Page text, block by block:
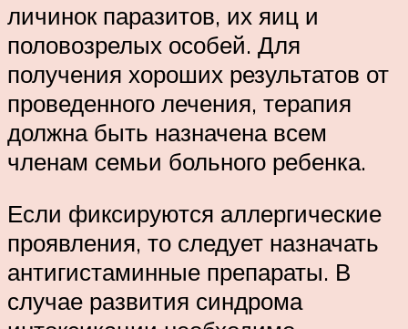
личинок паразитов, их яиц и
половозрелых особей. Для
получения хороших результатов от
проведенного лечения, терапия
должна быть назначена всем
членам семьи больного ребенка.
Если фиксируются аллергические
проявления, то следует назначать
антигистаминные препараты. В
случае развития синдрома